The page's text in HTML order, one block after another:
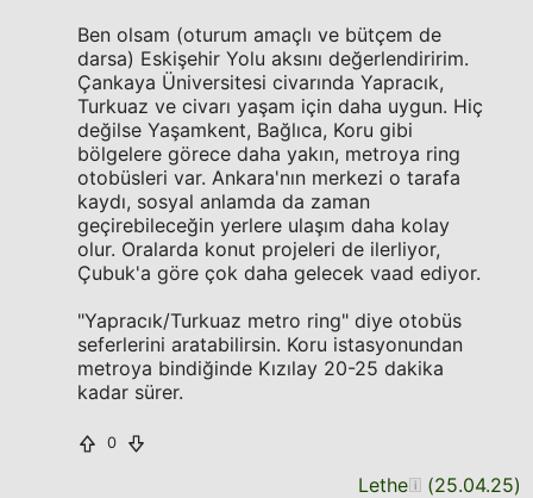
Ben olsam (oturum amaçlı ve bütçem de
darsa) Eskişehir Yolu aksını değerlendiririm.
Çankaya Üniversitesi civarında Yapracık,
Turkuaz ve civarı yaşam için daha uygun. Hiç
değilse Yaşamkent, Bağlıca, Koru gibi
bölgelere görece daha yakın, metroya ring
otobüsleri var. Ankara'nın merkezi o tarafa
kaydı, sosyal anlamda da zaman
geçirebileceğin yerlere ulaşım daha kolay
olur. Oralarda konut projeleri de ilerliyor,
Çubuk'a göre çok daha gelecek vaad ediyor.
"Yapracık/Turkuaz metro ring" diye otobüs
seferlerini aratabilirsin. Koru istasyonundan
metroya bindiğinde Kızılay 20-25 dakika
kadar sürer.
0
Lethe (25.04.25)